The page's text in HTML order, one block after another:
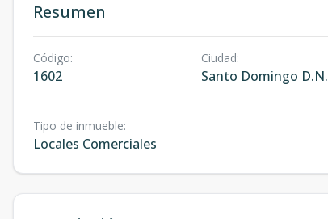
Resumen
Código:
1602
Ciudad:
Santo Domingo D.N.
Tipo de inmueble:
Locales Comerciales